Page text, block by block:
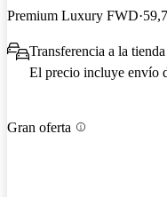
Premium Luxury FWD
Transferencia a la
El precio incluye envío
Gran oferta